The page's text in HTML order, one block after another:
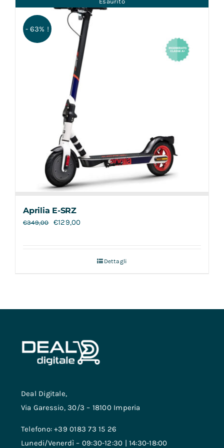
- 63% !
Aprilia E-SRZ
€349,00 €129,00
Dettagli
Deal Digitale,
Via Garessio, 30/3 – 18100 Imperia
Telefono: +39 0183 73 15 26
Lunedi/Venerdì – 09:30-12:30 | 14:30-18:00